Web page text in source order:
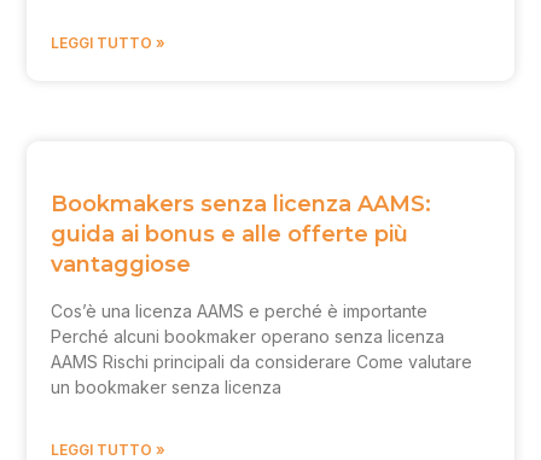
LEGGI TUTTO »
Bookmakers senza licenza AAMS:
guida ai bonus e alle offerte più
vantaggiose
Cos’è una licenza AAMS e perché è importante
Perché alcuni bookmaker operano senza licenza
AAMS Rischi principali da considerare Come valutare
un bookmaker senza licenza
LEGGI TUTTO »